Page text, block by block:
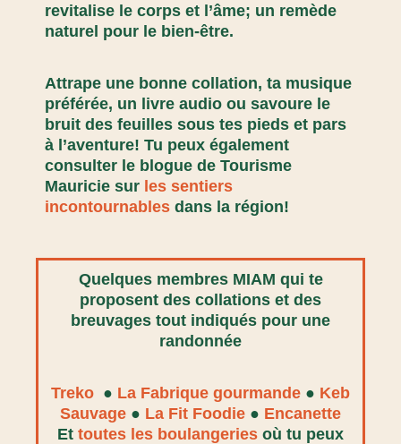
revitalise le corps et l’âme; un remède
naturel pour le bien-être.
Attrape une bonne collation, ta musique
préférée, un livre audio ou savoure le
bruit des feuilles sous tes pieds et pars
à l’aventure! Tu peux également
consulter le blogue de Tourisme
Mauricie sur les sentiers
incontournables dans la région!
Quelques membres MIAM qui te
proposent des collations et des
breuvages tout indiqués pour une
randonnée
Treko ● La Fabrique gourmande ● Keb
Sauvage ● La Fit Foodie ● Encanette
Et toutes les boulangeries où tu peux